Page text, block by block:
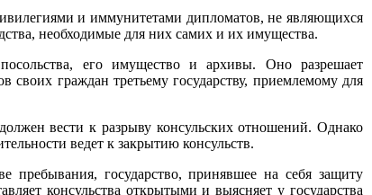
и иммунитетами дипломатов, не являющихся
необходимые для них самих и их имущества.
его имущество и архивы. Оно разрешает
своих граждан третьему государству, приемлемому для
вести к разрыву консульских отношений. Однако
ведет к закрытию консульств.
пребывания, государство, принявшее на себя защиту
консульства открытыми и выясняет у государства